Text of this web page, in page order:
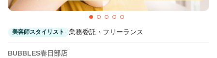
美容師スタイリスト 業務委託・フリーランス
BUBBLES春日部店